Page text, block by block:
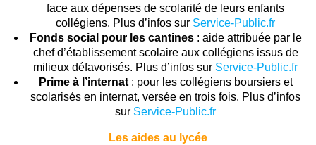
face aux dépenses de scolarité de leurs enfants
collégiens. Plus d’infos sur Service-Public.fr
Fonds social pour les cantines: aide attribuée par le
chef d’établissement scolaire aux collégiens issus de
milieux défavorisés. Plus d’infos sur Service-Public.fr
Prime à l’internat: pour les collégiens boursiers et
scolarisés en internat, versée en trois fois. Plus d’infos
sur Service-Public.fr
Les aides au lycée